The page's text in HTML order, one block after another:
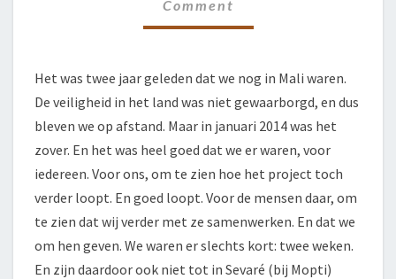
Comment
Het was twee jaar geleden dat we nog in Mali waren.
De veiligheid in het land was niet gewaarborgd, en dus
bleven we op afstand. Maar in januari 2014 was het
zover. En het was heel goed dat we er waren, voor
iedereen. Voor ons, om te zien hoe het project toch
verder loopt. En goed loopt. Voor de mensen daar, om
te zien dat wij verder met ze samenwerken. En dat we
om hen geven. We waren er slechts kort: twee weken.
En zijn daardoor ook niet tot in Sevaré (bij Mopti)